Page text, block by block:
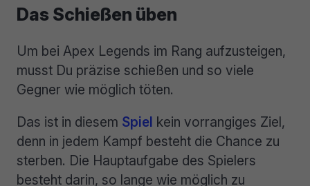
Das Schießen üben
Um bei Apex Legends im Rang aufzusteigen,
musst Du präzise schießen und so viele
Gegner wie möglich töten.
Das ist in diesem Spiel kein vorrangiges Ziel,
denn in jedem Kampf besteht die Chance zu
sterben. Die Hauptaufgabe des Spielers
besteht darin, so lange wie möglich zu